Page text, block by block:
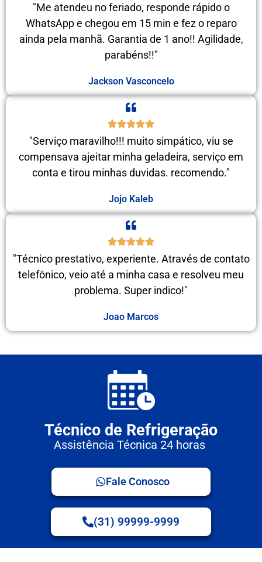
"Me atendeu no feriado, responde rápido o
WhatsApp e chegou em 15 min e fez o reparo
ainda pela manhã. Garantia de 1 ano!! Agilidade,
parabéns!!"
Jackson Vasconcelo
"Serviço maravilho!!! muito simpático, viu se
compensava ajeitar minha geladeira, serviço em
conta e tirou minhas duvidas. recomendo."
Jojo Kaleb
"Técnico prestativo, experiente. Através de contato
telefônico, veio até a minha casa e resolveu meu
problema. Super indico!"
Joao Marcos
Técnico de Refrigeração
Assistência Técnica 24 horas
Fale Conosco
(31) 99999-9999